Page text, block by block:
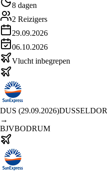
8 dagen
2 Reizigers
29.09.2026
06.10.2026
Vlucht inbegrepen
DUS (29.09.2026)
→
BJVBODRUM